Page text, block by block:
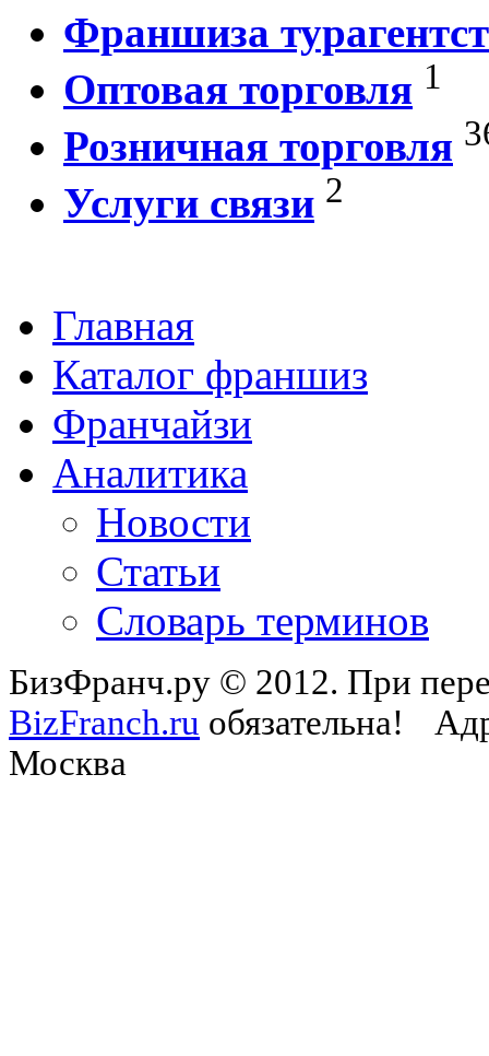
Франшиза
Оптовая торговля 1
Розничная торговля
Услуги связи 2
Главная
Каталог франшиз
Франчайзи
Аналитика
Новости
Статьи
Словарь терминов
БизФранч.ру © 2012. При
BizFranch.ru обязательна!
Москва